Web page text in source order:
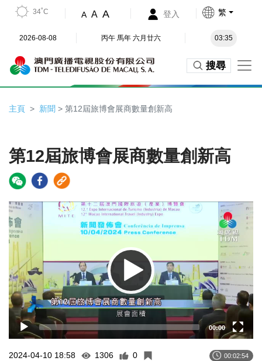
34˚C A A A 登入 繁
2026-08-08 丙午 馬年 六月廿六 03:35
搜尋
主頁 新聞 > 第12屆旅博會展商數量創新高
第12屆旅博會展商數量創新高
Video
Player
00:00
2024-04-10 18:58 1306 0 00:02:54